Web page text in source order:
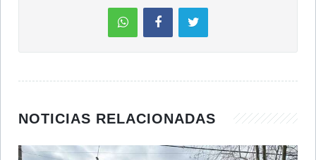
NOTICIAS RELACIONADAS